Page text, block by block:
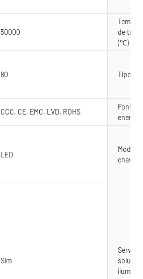
50000
de
(℃)
80 Tipo
CCC, CE, EMC, LVD, ROHS
Fonte
energia
LED
Modo
chave
Sim
Serviço